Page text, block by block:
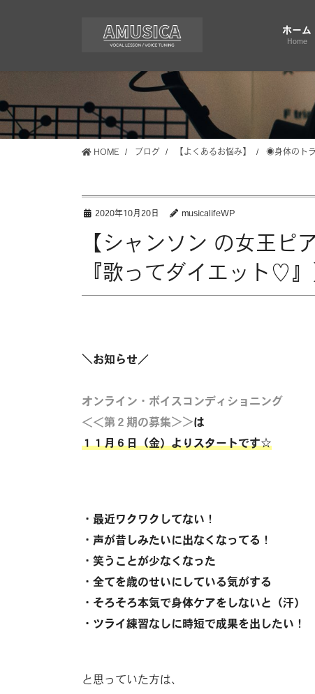
移
動
ン
に
移
ホーム
Home
HOME ブログ 【よくあるお悩み】 ◉身体のト
2020年10月20日 musicalifeWP
【シャンソン の女王ピ
『歌ってダイエット♡』
＼お知らせ／
オンライン・ボイスコンディショニング
＜＜第２期の募集＞＞は
１１月６日（金）よりスタートです☆
・最近ワクワクしてない！
・声が昔しみたいに出なくなってる！
・笑うことが少なくなった
・全てを歳のせいにしている気がする
・そろそろ本気で身体ケアをしないと（汗）
・ツライ練習なしに時短で成果を出したい！
と思っていた方は、